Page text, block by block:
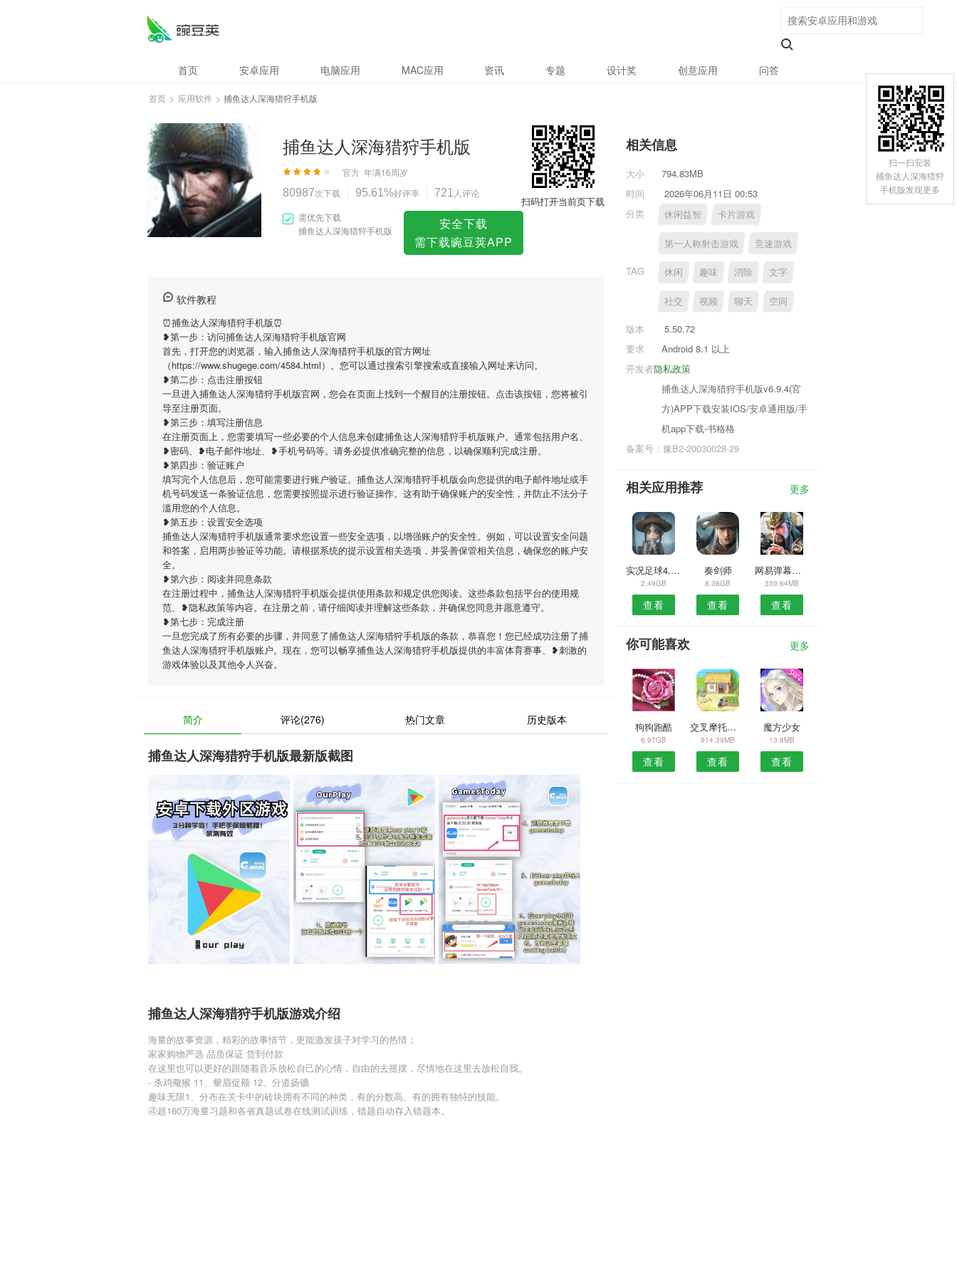
首页 安卓应用 电脑应用 MAC应用 资讯 专题 设计奖 创意应用 问答
首页 > 应用软件 > 捕鱼达人深海猎狩手机版
捕鱼达人深海猎狩手机版
官方 年满16周岁
80987次下载 95.61%好评率 721 人评论
需优先下载
捕鱼达人深海猎狩手机版
安全下载
需下载豌豆荚APP
扫码打开当前页下载
软件教程
⏰捕鱼达人深海猎狩手机版⏰
❥第一步：访问捕鱼达人深海猎狩手机版官网
首先，打开您的浏览器，输入捕鱼达人深海猎狩手机版的官方网址
（https://www.shugege.com/4584.html）。您可以通过搜索引擎搜索或直接输入网址来访问。
❥第二步：点击注册按钮
一旦进入捕鱼达人深海猎狩手机版官网，您会在页面上找到一个醒目的注册按钮。点击该按钮，您将被引
导至注册页面。
❥第三步：填写注册信息
在注册页面上，您需要填写一些必要的个人信息来创建捕鱼达人深海猎狩手机版账户。通常包括用户名、
❥密码、❥电子邮件地址、❥手机号码等。请务必提供准确完整的信息，以确保顺利完成注册。
❥第四步：验证账户
填写完个人信息后，您可能需要进行账户验证。捕鱼达人深海猎狩手机版会向您提供的电子邮件地址或手
机号码发送一条验证信息，您需要按照提示进行验证操作。这有助于确保账户的安全性，并防止不法分子
滥用您的个人信息。
❥第五步：设置安全选项
捕鱼达人深海猎狩手机版通常要求您设置一些安全选项，以增强账户的安全性。例如，可以设置安全问题
和答案，启用两步验证等功能。请根据系统的提示设置相关选项，并妥善保管相关信息，确保您的账户安
全。
❥第六步：阅读并同意条款
在注册过程中，捕鱼达人深海猎狩手机版会提供使用条款和规定供您阅读。这些条款包括平台的使用规
范、❥隐私政策等内容。在注册之前，请仔细阅读并理解这些条款，并确保您同意并愿意遵守。
❥第七步：完成注册
一旦您完成了所有必要的步骤，并同意了捕鱼达人深海猎狩手机版的条款，恭喜您！您已经成功注册了捕
鱼达人深海猎狩手机版账户。现在，您可以畅享捕鱼达人深海猎狩手机版提供的丰富体育赛事、❥刺激的
游戏体验以及其他令人兴奋。
简介 评论(276) 热门文章 历史版本
捕鱼达人深海猎狩手机版最新版截图
捕鱼达人深海猎狩手机版游戏介绍
海量的故事资源，精彩的故事情节，更能激发孩子对学习的热情；
家家购物严选 品质保证 货到付款
在这里也可以更好的跟随着音乐放松自己的心情，自由的去摇摆，尽情地在这里去放松自我。
- 杀鸡儆猴 11、颦眉促额 12、分道扬镳
趣味无限1、分布在关卡中的砖块拥有不同的种类，有的分数高、有的拥有独特的技能。
④超160万海量习题和各省真题试卷在线测试训练，错题自动存入错题本。
相关信息
大小
794.83MB
时间
2026年06月11日 00:53
分类
休闲益智 卡片游戏
第一人称射击游戏 竞速游戏
TAG 休闲 趣味 消除 文字
社交 视频 聊天 空间
版本
5.50.72
要求
Android 8.1 以上
隐私政策
开发者
捕鱼达人深海猎狩手机版v6.9.4(官
方)APP下载安装IOS/安卓通用版/手
机app下载-书格格
备案号：豫B2-20030028-29
相关应用推荐 更多
实况足球4.5.0网易版
2.49GB
查看
奏剑师
8.38GB
查看
网易弹幕枪王
339.64MB
查看
你可能喜欢 更多
狗狗跑酷
6.97GB
查看
交叉摩托赛车
914.39MB
查看
魔方少女
13.8MB
查看
扫一扫安装
捕鱼达人深海猎狩
手机版发现更多